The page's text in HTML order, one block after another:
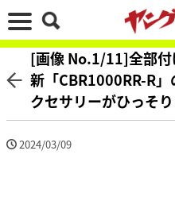
[画像 No.1/11]全部
新「CBR1000RR-R
クセサリーがひっそ
2024/03/09